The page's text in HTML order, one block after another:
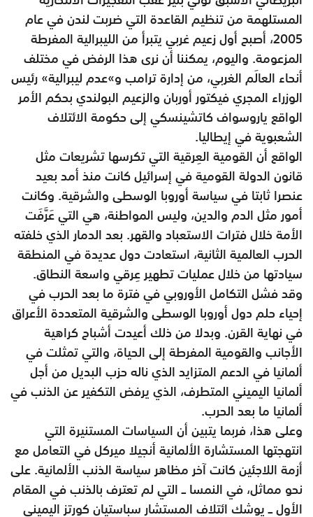
المستلهمة من تنظيم القاعدة التي ضربت لندن في عام
2005، أصبح أول زعيم غربي يتبرأ من الليبرالية المفرطة
المزعومة. واليوم، يمكننا أن نرى هذا الرفض في مختلف
أنحاء العالَم الغربي، من إدارة ترامب و»عدم ليبرالية» رئيس
الوزراء المجري فيكتور أوربان والزعيم البولندي بحكم الأمر
الواقع ياروسواف كاتشينسكي إلى حكومة الائتلاف
الشعبوية في إيطاليا.
الواقع أن القومية العِرقية التي تكرسها تشريعات مثل
قانون الدولة القومية في إسرائيل كانت منذ أمد بعيد
عنصرا ثابتا في سياسة أوروبا الوسطى والشرقية. وكانت
أمور مثل الدم والدين، وليس المواطنة، هي التي عَرَّفَت
الأمة خلال فترات الاستعباد والقهر. بعد الدمار الذي خلفته
الحرب العالمية الثانية، استعادت دول عديدة في المنطقة
سيادتها من خلال عمليات تطهير عِرقي واسعة النطاق.
وقد فشل التكامل الأوروبي في فترة ما بعد الحرب في
إحياء حلم دول أوروبا الوسطى والشرقية المتعددة الأعراق
في نهاية القرن. وبدلا من ذلك أعيدت أشباح كراهية
الأجانب والقومية المفرطة إلى الحياة، والتي تمثلت في
ألمانيا في الدعم المتزايد الذي ناله حزب البديل من أجل
ألمانيا اليميني المتطرف، الذي يرفض التكفير عن الذنب في
ألمانيا ما بعد الحرب.
وعلى هذا، فربما يتبين أن السياسات المستنيرة التي
انتهجتها المستشارة الألمانية أنجيلا ميركل في التعامل مع
أزمة اللاجئين كانت آخر مظاهر سياسة الذنب الألمانية. على
نحو مماثل، في النمسا ــ التي لم تعترف بالذنب في المقام
الأول ــ يوشك ائتلاف المستشار سباستيان كورتز اليميني